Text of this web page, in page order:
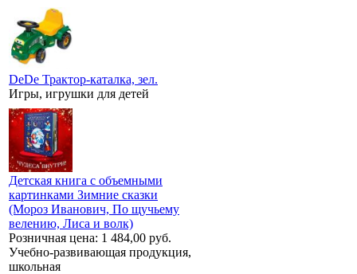
DeDe Трактор-каталка, зел.
Игры, игрушки для детей
Детская книга с объемными
картинками Зимние сказки
(Мороз Иванович, По щучьему
велению, Лиса и волк)
Розничная цена: 1 484,00 руб.
Учебно-развивающая продукция,
школьная